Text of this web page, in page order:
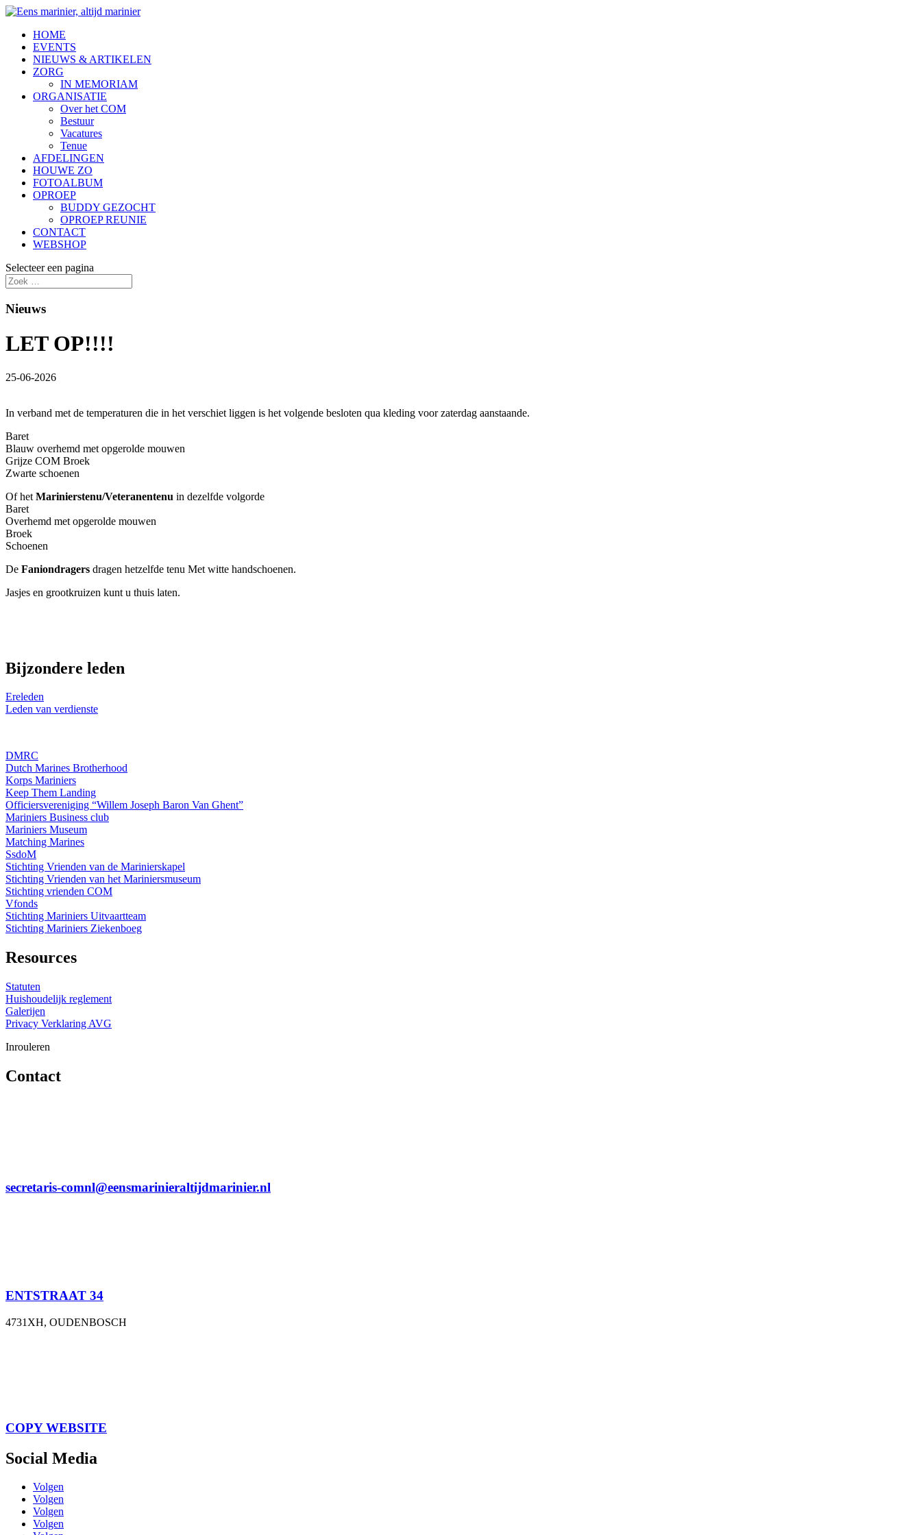
HOME
EVENTS
NIEUWS & ARTIKELEN
ZORG
IN MEMORIAM
ORGANISATIE
Over het COM
Bestuur
Vacatures
Tenue
AFDELINGEN
HOUWE ZO
FOTOALBUM
OPROEP
BUDDY GEZOCHT
OPROEP REUNIE
CONTACT
WEBSHOP
Selecteer een pagina
Nieuws
LET OP!!!!
25-06-2026
In verband met de temperaturen die in het verschiet liggen is het volgende besloten qua kleding voor zaterdag aanstaande.
Baret
Blauw overhemd met opgerolde mouwen
Grijze COM Broek
Zwarte schoenen
Of het Marinierstenu/Veteranentenu in dezelfde volgorde
Baret
Overhemd met opgerolde mouwen
Broek
Schoenen
De Faniondragers dragen hetzelfde tenu Met witte handschoenen.
Jasjes en grootkruizen kunt u thuis laten.
Bijzondere leden
Ereleden
Leden van verdienste
DMRC
Dutch Marines Brotherhood
Korps Mariniers
Keep Them Landing
Officiersvereniging “Willem Joseph Baron Van Ghent”
Mariniers Business club
Mariniers Museum
Matching Marines
SsdoM
Stichting Vrienden van de Marinierskapel
Stichting Vrienden van het Mariniersmuseum
Stichting vrienden COM
Vfonds
Stichting Mariniers Uitvaartteam
Stichting Mariniers Ziekenboeg
Resources
Statuten
Huishoudelijk reglement
Galerijen
Privacy Verklaring AVG
Inrouleren
Contact
secretaris-comnl@eensmarinieraltijdmarinier.nl
ENTSTRAAT 34
4731XH, OUDENBOSCH
COPY WEBSITE
Social Media
Volgen
Volgen
Volgen
Volgen